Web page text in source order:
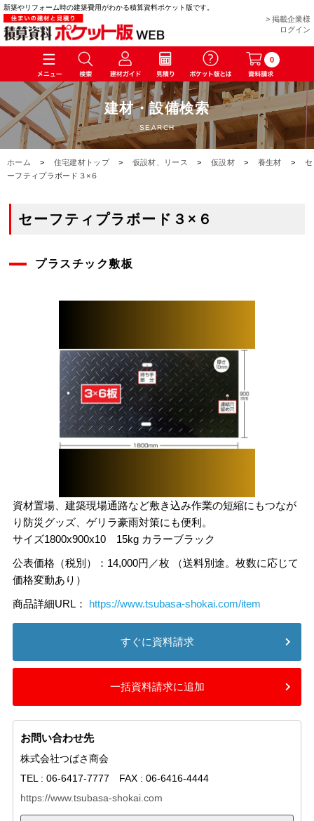
新築やリフォーム時の建築費用がわかる積算資料ポケット版です。
> 掲載企業様
ログイン
0
建材・設備検索
SEARCH
ホーム > 住宅建材トップ > 仮設材、リース > 仮設材 > 養生材 >
セ
ーフティプラボード３×６
セーフティプラボード３×６
プラスチック敷板
資材置場、建築現場通路など敷き込み作業の短縮にもつなが
り防災グッズ、ゲリラ豪雨対策にも便利。
サイズ1800x900x10 15kg カラーブラック
公表価格（税別）：14,000円／枚 （送料別途。枚数に応じて
価格変動あり）
商品詳細URL： https://www.tsubasa-shokai.com/item
すぐに資料請求
一括資料請求に追加
お問い合わせ先
株式会社つばさ商会
TEL : 06-6417-7777 FAX : 06-6416-4444
https://www.tsubasa-shokai.com